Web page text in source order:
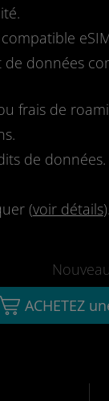
données
frais de
de données.
(voir détails).
ACHETEZ